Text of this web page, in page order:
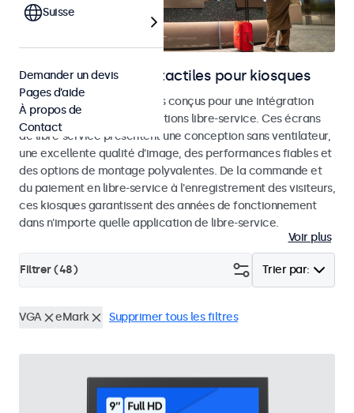
Moniteurs et écrans tactiles pour kiosques
Moniteurs et écrans tactiles conçus pour une intégration
dans les kiosques et les solutions libre-service. Ces écrans
de libre-service présentent une conception sans ventilateur,
une excellente qualité d'image, des performances fiables et
des options de montage polyvalentes. De la commande et
du paiement en libre-service à l'enregistrement des visiteurs,
ces kiosques garantissent des années de fonctionnement
dans n'importe quelle application de libre-service.
Voir plus
Trier par:
Filtrer (48)
VGA eMark Supprimer tous les filtres
Suisse
Demander un devis
Pages d’aide
À propos de
Contact